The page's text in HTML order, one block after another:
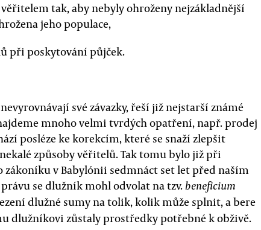
tak, aby nebyly ohroženy nejzákladnější
jeho populace,
při poskytování půjček.
své závazky, řeší již nejstarší známé
mnoho velmi tvrdých opatření, např. prodej
posléze ke korekcím, které se snaží zlepšit
způsoby věřitelů. Tak tomu bylo již při
v Babylónii sedmnáct set let před naším
se dlužník mohl odvolat na tzv.beneficium
dlužné sumy na tolik, kolik může splnit, a bere
dlužníkovi zůstaly prostředky potřebné k obživě.